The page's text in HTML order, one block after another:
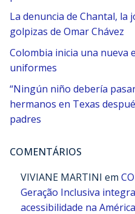
La denuncia de Chantal, la
golpizas de Omar Chávez
Colombia inicia una nueva
uniformes
“Ningún niño debería
hermanos en Texas
padres
COMENTÁRIOS
VIVIANE MARTINI em
Geração Inclusiva
acessibilidade na